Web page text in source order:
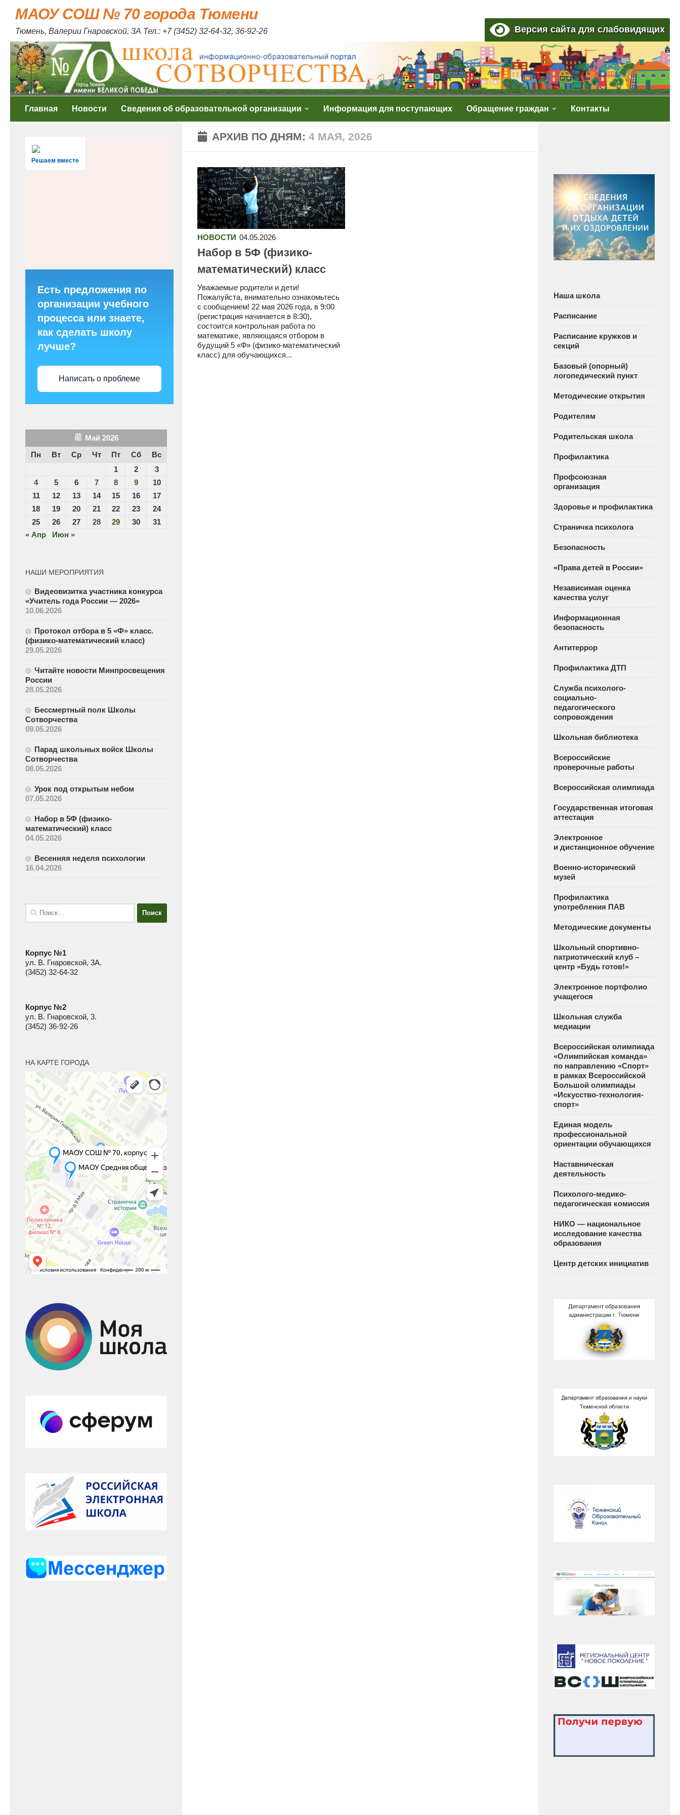
Skip to content
МАОУ СОШ № 70 города Тюмени
Тюмень, Валерии Гнаровской, 3А Тел.: +7 (3452) 32-64-32, 36-92-26 Версия сайта для слабовидящих
Главная Новости Сведения об образовательной организации Информация для поступающих Обращение граждан Контакты
АРХИВ ПО ДНЯМ: 4 МАЯ, 2026
НОВОСТИ 04.05.2026
Набор в 5Ф (физико-
математический) класс
Уважаемые родители и дети!
Пожалуйста, внимательно ознакомьтесь
с сообщением! 22 мая 2026 года, в 9:00
(регистрация начинается в 8:30),
состоится контрольная работа по
математике, являющаяся отбором в
будущий 5 «Ф» (физико-математический
класс) для обучающихся...
Решаем вместе
Есть предложения по
организации учебного
процесса или знаете,
как сделать школу
лучше?
Написать о проблеме
Май 2026
Пн
Вт Ср Чт Пт Сб
Вс
1
2
3
4
5 6 7 8 9
10
11
12 13 14 15 16
17
18
19 20 21 22 23
24
25
26 27 28 29 30
31
« Апр
Июн »
НАШИ МЕРОПРИЯТИЯ
Видеовизитка участника конкурса
«Учитель года России — 2026»
10.06.2026
Протокол отбора в 5 «Ф» класс.
(физико-математический класс)
29.05.2026
Читайте новости Минпросвещения
России
28.05.2026
Бессмертный полк Школы
Сотворчества
09.05.2026
Парад школьных войск Школы
Сотворчества
08.05.2026
Урок под открытым небом
07.05.2026
Набор в 5Ф (физико-
математический) класс
04.05.2026
Весенняя неделя психологии
16.04.2026
Найти:
Корпус №1
ул. В. Гнаровской, 3А.
(3452) 32-64-32
Корпус №2
ул. В. Гнаровской, 3.
(3452) 36-92-26
НА КАРТЕ ГОРОДА
Наша школа
Расписание
Расписание кружков и
секций
Базовый (опорный)
логопедический пункт
Методические открытия
Родителям
Родительская школа
Профилактика
Профсоюзная
организация
Здоровье и профилактика
Страничка психолога
Безопасность
«Права детей в России»
Независимая оценка
качества услуг
Информационная
безопасность
Антитеррор
Профилактика ДТП
Служба психолого-
социально-
педагогического
сопровождения
Школьная библиотека
Всероссийские
проверочные работы
Всероссийская олимпиада
Государственная итоговая
аттестация
Электронное
и дистанционное обучение
Военно-исторический
музей
Профилактика
употребления ПАВ
Методические документы
Школьный спортивно-
патриотический клуб –
центр «Будь готов!»
Электронное портфолио
учащегося
Школьная служба
медиации
Всероссийская олимпиада
«Олимпийская команда»
по направлению «Спорт»
в рамках Всероссийской
Большой олимпиады
«Искусство-технология-
спорт»
Единая модель
профессиональной
ориентации обучающихся
Наставническая
деятельность
Психолого-медико-
педагогическая комиссия
НИКО — национальное
исследование качества
образования
Центр детских инициатив